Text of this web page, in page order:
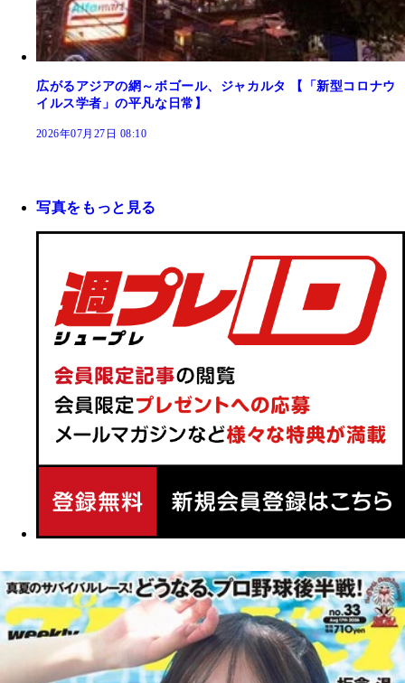
広がるアジアの網～ボゴール、ジャカルタ 【「新型コロナウ
イルス学者」の平凡な日常】
2026年07月27日 08:10
写真をもっと見る